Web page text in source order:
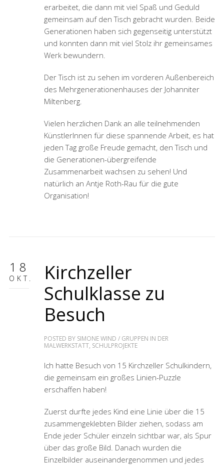
erarbeitet, die dann mit viel Spaß und Geduld
gemeinsam auf den Tisch gebracht wurden. Beide
Generationen haben sich gegenseitig unterstützt
und konnten dann mit viel Stolz ihr gemeinsames
Werk bewundern.
Der Tisch ist zu sehen im vorderen Außenbereich
des Mehrgenerationenhauses der Johanniter
Miltenberg.
Vielen herzlichen Dank an alle teilnehmenden
KünstlerInnen für diese spannende Arbeit, es hat
jeden Tag große Freude gemacht, den Tisch und
die Generationen-übergreifende
Zusammenarbeit wachsen zu sehen! Und
natürlich an Antje Roth-Rau für die gute
Organisation!
18
OKT.
Kirchzeller
Schulklasse zu
Besuch
POSTED BY SIMONE WIND / GRUPPEN IN DER
MALWERKSTATT, SCHULPROJEKTE
Ich hatte Besuch von 15 Kirchzeller Schulkindern,
die gemeinsam ein großes Linien-Puzzle
erschaffen haben!
Zuerst durfte jedes Kind eine Linie über die 15
zusammengeklebten Bilder ziehen, sodass am
Ende jeder Schüler einzeln sichtbar war, als Spur
über das große Bild. Danach wurden die
Einzelbilder auseinandergenommen und jedes